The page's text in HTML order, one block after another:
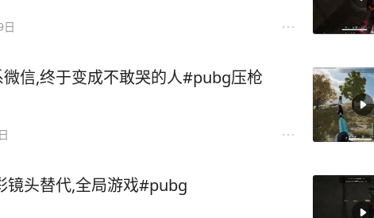
信,终于变成不敢哭的人#pubg压枪
镜头替代,全局游戏#pubg